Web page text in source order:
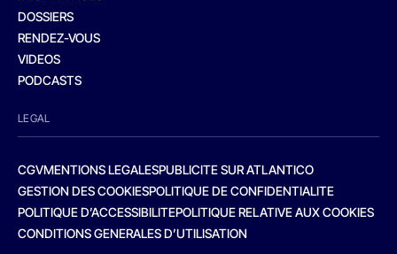
DOSSIERS
RENDEZ-VOUS
VIDEOS
PODCASTS
LEGAL
CGVMENTIONS LEGALESPUBLICITE SUR ATLANTICO
GESTION DES COOKIESPOLITIQUE DE CONFIDENTIALITE
POLITIQUE D’ACCESSIBILITEPOLITIQUE RELATIVE AUX COOKIES
CONDITIONS GENERALES D’UTILISATION